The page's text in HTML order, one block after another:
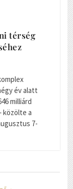
térség
év alatt
milliárd
közölte a
7-